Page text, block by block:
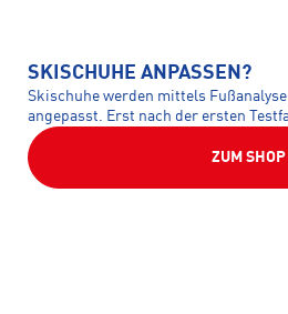
SKISCHUHE ANPASSEN?
Skischuhe werden mittels
angepasst. Erst nach der ersten
ZUM SHOP